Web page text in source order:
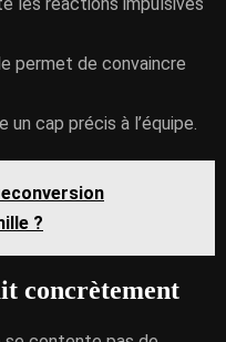
permet de convaincre
un cap précis à l’équipe.
?
concrètement